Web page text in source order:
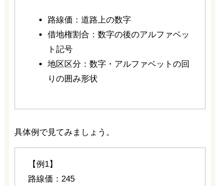
路線価：道路上の数字
借地権割合：数字の後のアルファベッ
ト記号
地区区分：数字・アルファベットの回
りの囲み形状
具体例で見てみましょう。
【例1】
路線価：245